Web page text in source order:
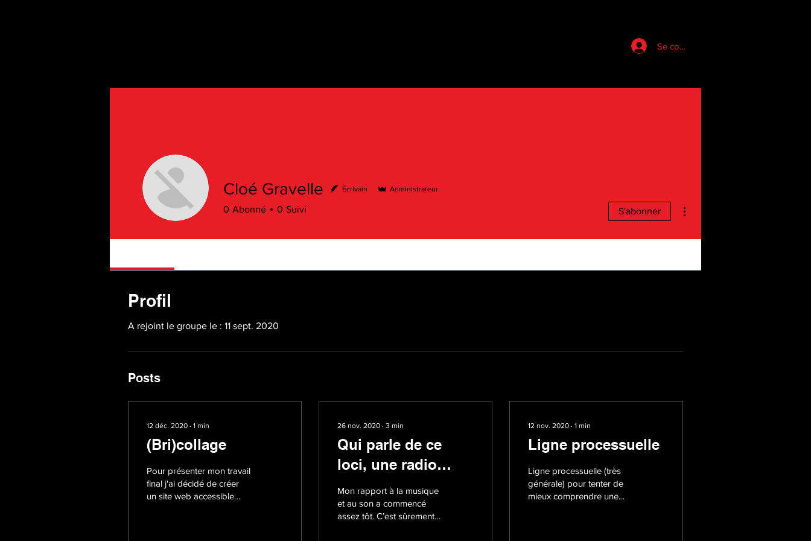
Se connecter
Cloé Gravelle Écrivain Administrateur
0 Abonné 0 Suivi S'abonner
Profil
A rejoint le groupe le : 11 sept. 2020
Posts
12 déc. 2020 ∙ 1 min
(Bri)collage
Pour présenter mon travail
final j'ai décidé de créer
un site web accessible
26 nov. 2020 ∙ 3 min
Qui parle de ce
loci, une radio
communautaire
palestinienne, et
pourquoi?
Mon rapport à la musique
et au son a commencé
assez tôt. C’est sûrement
12 nov. 2020 ∙ 1 min
Ligne processuelle
Ligne processuelle (très
générale) pour tenter de
mieux comprendre une